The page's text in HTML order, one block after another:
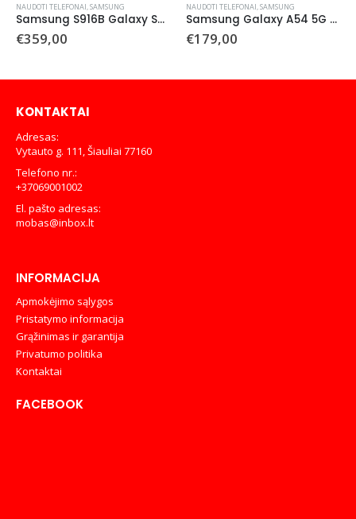
NAUDOTI TELEFONAI,SAMSUNG
Samsung S916B Galaxy S23 Plus 512 GB (Naudotas)
€359,00
NAUDOTI TELEFONAI,SAMSUNG
Samsung Galaxy A54 5G 128 GB (Naudotas)
€179,00
KONTAKTAI
Adresas:
Vytauto g. 111, Šiauliai 77160
Telefono nr.:
+37069001002
El. pašto adresas:
mobas@inbox.lt
INFORMACIJA
Apmokėjimo sąlygos
Pristatymo informacija
Grąžinimas ir garantija
Privatumo politika
Kontaktai
FACEBOOK